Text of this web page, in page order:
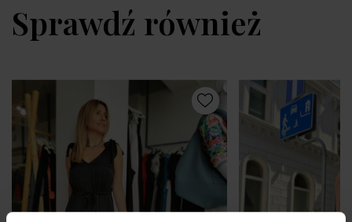
Sprawdź również